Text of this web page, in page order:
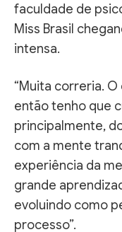
faculdade de
Miss Brasil
intensa.
“Muita correria.
então tenho que
principalmente,
com a mente
experiência da
grande
evoluindo como
processo”.